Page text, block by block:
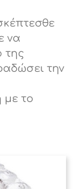
να
της
την
με το